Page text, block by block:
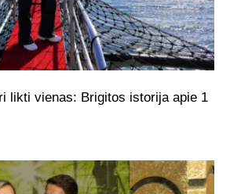
likti vienas: Brigitos istorija apie 1